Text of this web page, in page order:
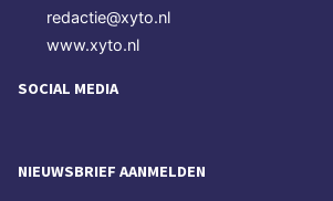
redactie@xyto.nl
www.xyto.nl
SOCIAL MEDIA
NIEUWSBRIEF AANMELDEN